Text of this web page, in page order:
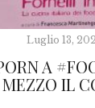
Luglio 13,
A
MEZZO IL